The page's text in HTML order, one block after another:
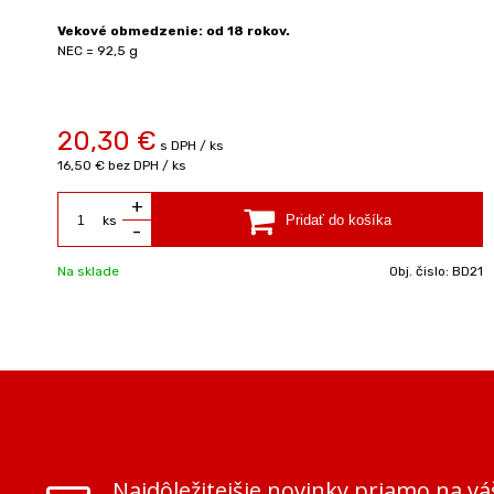
Vekové obmedzenie: od 18 rokov.
NEC = 92,5 g
20,30 € s DPH / ks
16,50 € bez DPH / ks
ks
+
-
Na sklade Obj. čislo: BD21